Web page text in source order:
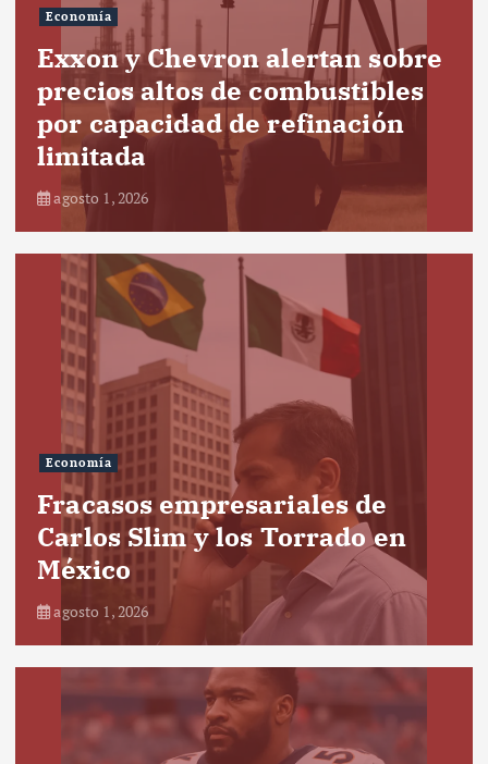
Economía
Exxon y Chevron alertan sobre
precios altos de combustibles
por capacidad de refinación
limitada
agosto 1, 2026
Economía
Fracasos empresariales de
Carlos Slim y los Torrado en
México
agosto 1, 2026